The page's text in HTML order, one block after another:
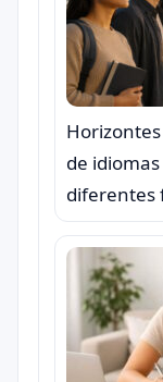
de
diferentes